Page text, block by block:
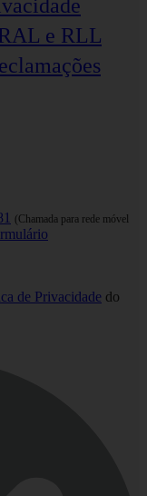
e RLL
(Chamada para rede móvel
de Privacidade do